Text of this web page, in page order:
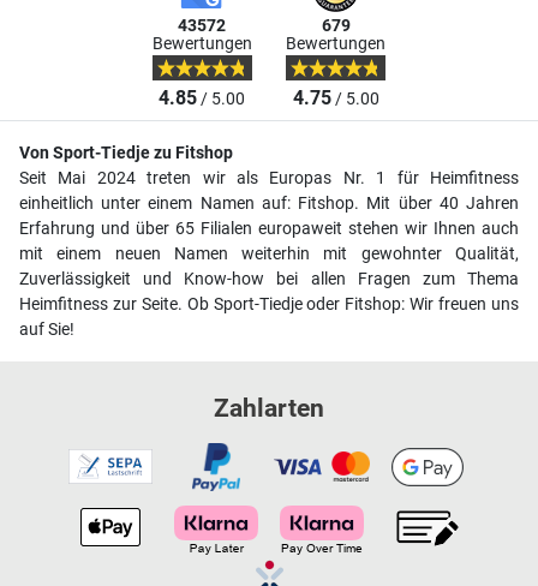
43572
Bewertungen
4.85/ 5.00
679
Bewertungen
4.75/ 5.00
Von Sport-Tiedje zu Fitshop
Seit Mai 2024 treten wir als Europas Nr. 1 für Heimfitness
einheitlich unter einem Namen auf: Fitshop. Mit über 40 Jahren
Erfahrung und über 65 Filialen europaweit stehen wir Ihnen auch
mit einem neuen Namen weiterhin mit gewohnter Qualität,
Zuverlässigkeit und Know-how bei allen Fragen zum Thema
Heimfitness zur Seite. Ob Sport-Tiedje oder Fitshop: Wir freuen uns
auf Sie!
Zahlarten